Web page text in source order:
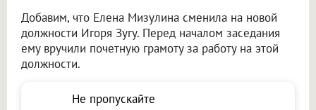
Добавим, что Елена Мизулина сменила на новой
должности Игоря Зугу. Перед началом заседания
ему вручили почетную грамоту за работу на этой
должности.
Не пропускайте